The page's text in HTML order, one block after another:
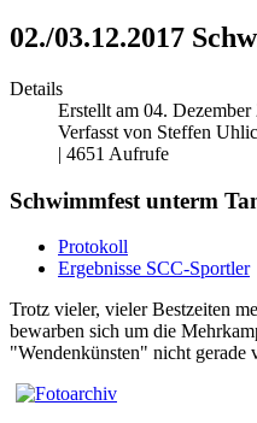
02./03.12.2017
Details
Erstellt am 04.
Verfasst von Steffen
| 4651 Aufrufe
Schwimmfest unterm
Protokoll
Ergebnisse SCC-Sportler
Trotz vieler, vieler Bestzeiten
bewarben sich um die
"Wendenkünsten" nicht gerade